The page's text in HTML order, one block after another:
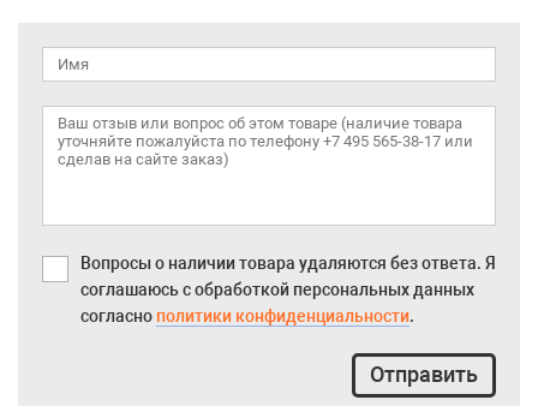
Вопросы о наличии товара удаляются без ответа. Я
соглашаюсь с обработкой персональных данных
согласно политики конфиденциальности.
Отправить